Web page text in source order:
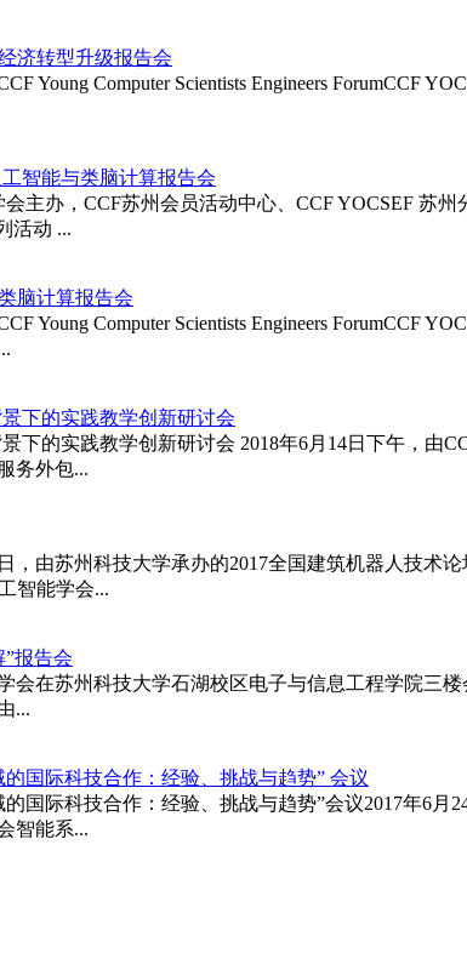
济转型升级报告会
Young Computer Scientists Engineers ForumCCF
智能与类脑计算报告会
主办，CCF苏州会员活动中心、CCF YOCSEF
活动 ...
脑计算报告会
Young Computer Scientists Engineers ForumCCF
下的实践教学创新研讨会
下的实践教学创新研讨会 2018年6月14日下午，
务外包...
，由苏州科技大学承办的2017全国建筑机器人技
智能学会...
”报告会
会在苏州科技大学石湖校区电子与信息工程学院
...
国际科技合作：经验、挑战与趋势” 会议
国际科技合作：经验、挑战与趋势”会议2017年6
智能系...